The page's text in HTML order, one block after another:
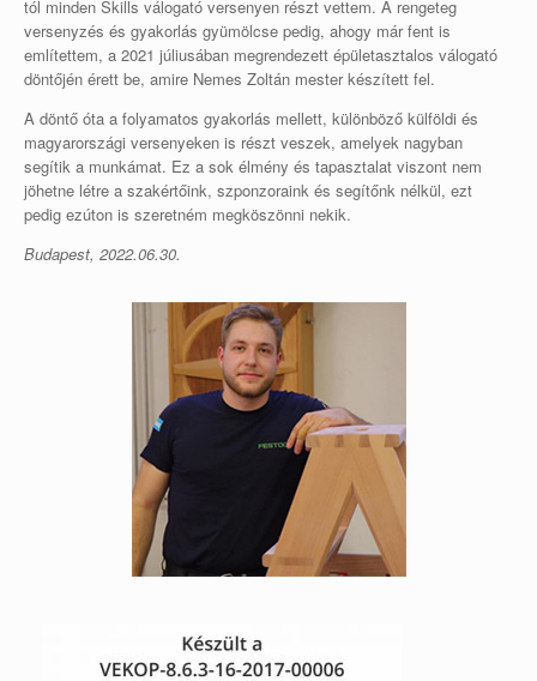
tól minden Skills válogató versenyen részt vettem. A rengeteg
versenyzés és gyakorlás gyümölcse pedig, ahogy már fent is
említettem, a 2021 júliusában megrendezett épületasztalos válogató
döntőjén érett be, amire Nemes Zoltán mester készített fel.
A döntő óta a folyamatos gyakorlás mellett, különböző külföldi és
magyarországi versenyeken is részt veszek, amelyek nagyban
segítik a munkámat. Ez a sok élmény és tapasztalat viszont nem
jöhetne létre a szakértőink, szponzoraink és segítőnk nélkül, ezt
pedig ezúton is szeretném megköszönni nekik.
Budapest, 2022.06.30.